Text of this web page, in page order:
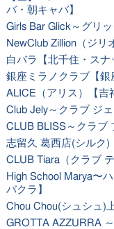
バ・朝キャバ】
Girls Bar Glick～グリ
NewClub Zillion（ジリ
白バラ【北千住・スナ
銀座ミラノクラブ【銀
ALICE（アリス）【吉
Club Jely～クラブ ジ
CLUB BLISS～クラブ
志留久 葛西店(シルク)
CLUB Tiara（クラブ
High School Marya〜
バクラ】
Chou Chou(シュシュ)
GROTTA AZZURRA